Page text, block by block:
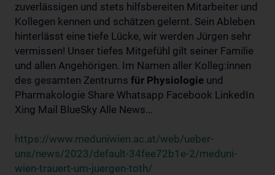
zuverlässigen und stets hilfsbereiten Mitarbeiter und
Kollegen kennen und schätzen gelernt. Sein Ableben
hinterlässt eine tiefe Lücke, wir werden Jürgen sehr
vermissen! Unser tiefes Mitgefühl gilt seiner Familie
und allen Angehörigen. Im Namen aller Kolleg:innen
des gesamten Zentrums für Physiologie und
Pharmakologie Share Whatsapp Facebook LinkedIn
Xing Mail BlueSky Alle News...
https://www.meduniwien.ac.at/web/ueber-
uns/news/2023/default-34fee72b1e-2/meduni-
wien-trauert-um-juergen-toth/